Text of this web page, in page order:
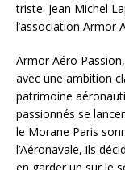
triste. Jean Michel
l’association Armor
Armor Aéro
avec une ambition
patrimoine
passionnés se
le Morane Paris
l’Aéronavale, ils